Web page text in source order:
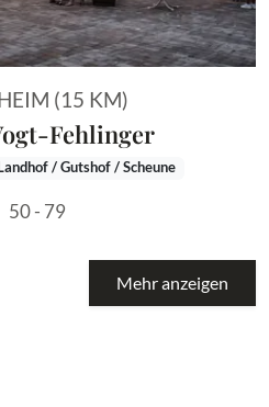
(15 KM)
Fehlinger
Landhof / Gutshof / Scheune
50 - 79
Mehr anzeigen